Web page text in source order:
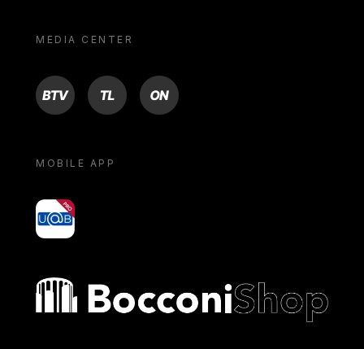
MEDIA CENTER
BTV TL ON
MOBILE APP
yoU@B
Bocconi shop